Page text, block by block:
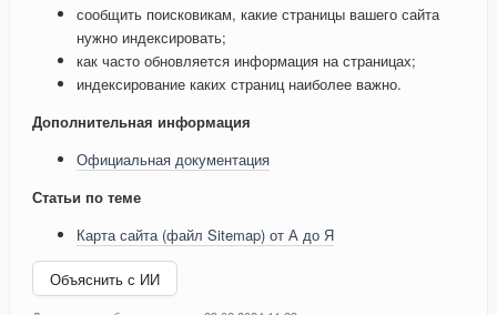
сообщить поисковикам, какие страницы вашего сайта
нужно индексировать;
как часто обновляется информация на страницах;
индексирование каких страниц наиболее важно.
Дополнительная информация
Официальная документация
Статьи по теме
Карта сайта (файл Sitemap) от А до Я
Объяснить с ИИ